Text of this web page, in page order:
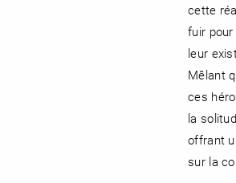
cette
fuir
leur
Mêlant
ces
la
offrant
sur la